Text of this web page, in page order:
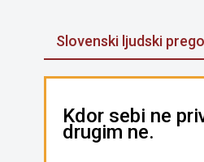
Slovenski ljudski
Kdor sebi ne
drugim ne.